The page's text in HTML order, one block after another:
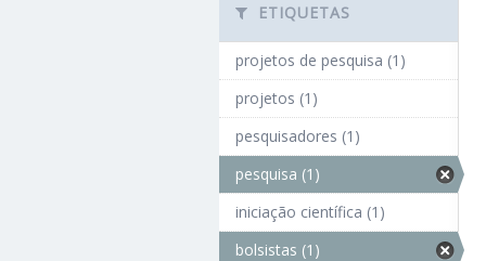
ETIQUETAS
projetos de pesquisa (1)
projetos (1)
pesquisadores (1)
pesquisa (1)
iniciação científica (1)
bolsistas (1)